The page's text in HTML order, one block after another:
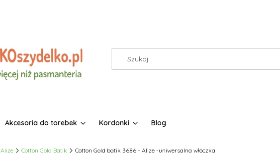
Akcesoria do torebek Kordonki Blog
Alize Cotton Gold Batik Cotton Gold batik 3686 - Alize -uniwersalna włóczka